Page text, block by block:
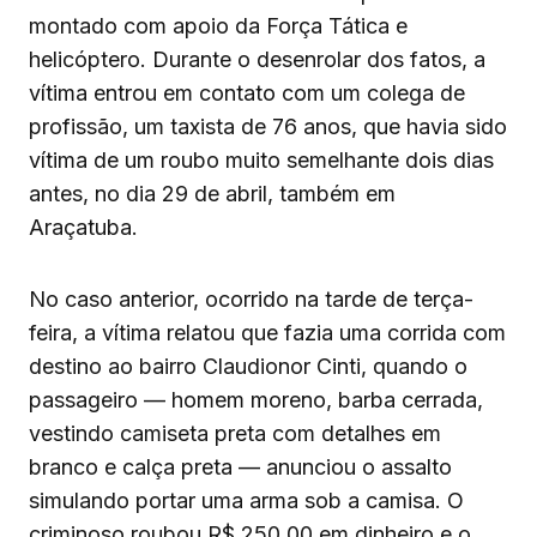
montado com apoio da Força Tática e
helicóptero. Durante o desenrolar dos fatos, a
vítima entrou em contato com um colega de
profissão, um taxista de 76 anos, que havia sido
vítima de um roubo muito semelhante dois dias
antes, no dia 29 de abril, também em
Araçatuba.
No caso anterior, ocorrido na tarde de terça-
feira, a vítima relatou que fazia uma corrida com
destino ao bairro Claudionor Cinti, quando o
passageiro — homem moreno, barba cerrada,
vestindo camiseta preta com detalhes em
branco e calça preta — anunciou o assalto
simulando portar uma arma sob a camisa. O